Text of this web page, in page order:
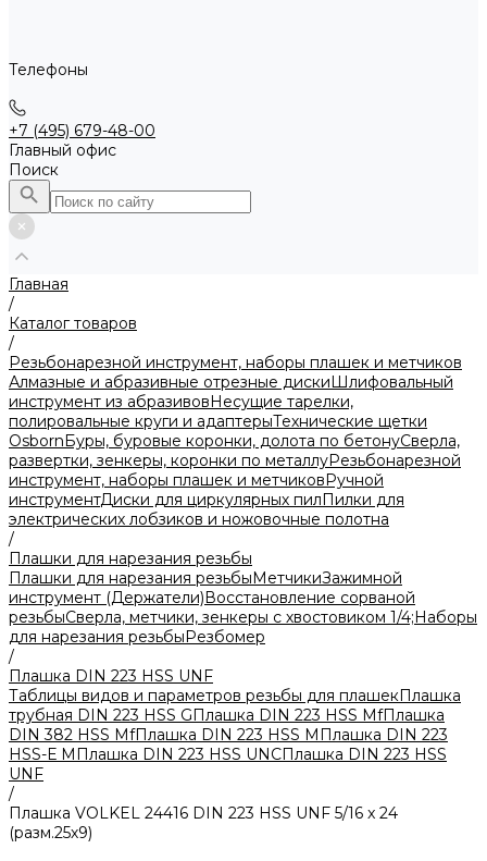
Телефоны
+7 (495) 679-48-00
Главный офис
Поиск
Главная
/
Каталог товаров
/
Резьбонарезной инструмент, наборы плашек и метчиков
Алмазные и абразивные отрезные дискиШлифовальный
инструмент из абразивовНесущие тарелки,
полировальные круги и адаптерыТехнические щетки
OsbornБуры, буровые коронки, долота по бетонуСверла,
развертки, зенкеры, коронки по металлуРезьбонарезной
инструмент, наборы плашек и метчиковРучной
инструментДиски для циркулярных пилПилки для
электрических лобзиков и ножовочные полотна
/
Плашки для нарезания резьбы
Плашки для нарезания резьбыМетчикиЗажимной
инструмент (Держатели)Восстановление сорваной
резьбыСверла, метчики, зенкеры с хвостовиком 1/4;Наборы
для нарезания резьбыРезбомер
/
Плашка DIN 223 HSS UNF
Таблицы видов и параметров резьбы для плашекПлашка
трубная DIN 223 HSS GПлашка DIN 223 HSS MfПлашка
DIN 382 HSS MfПлашка DIN 223 HSS MПлашка DIN 223
HSS-Е MПлашка DIN 223 HSS UNCПлашка DIN 223 HSS
UNF
/
Плашка VOLKEL 24416 DIN 223 HSS UNF 5/16 x 24
(разм.25х9)